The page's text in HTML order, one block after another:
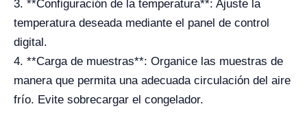
3. **Configuración de la temperatura**: Ajuste la
temperatura deseada mediante el panel de control
digital.
4. **Carga de muestras**: Organice las muestras de
manera que permita una adecuada circulación del aire
frío. Evite sobrecargar el congelador.